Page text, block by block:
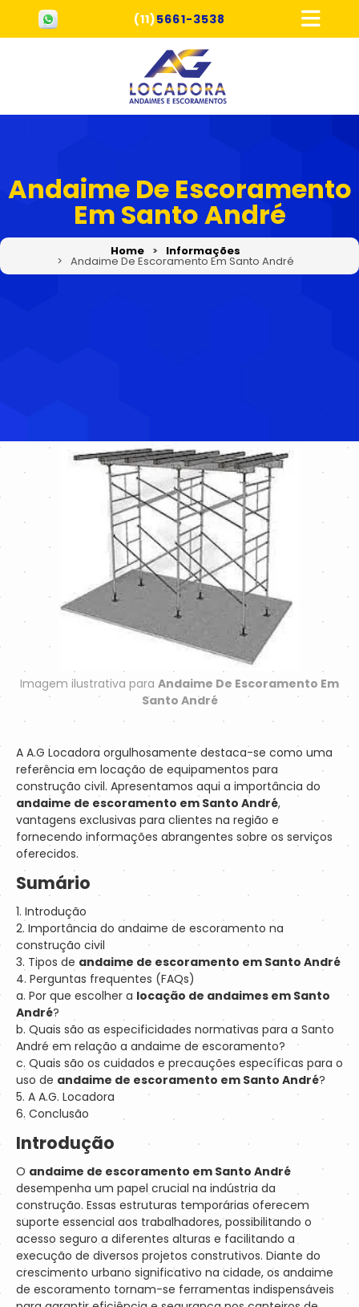
(11)5661-3538
Andaime De Escoramento
Em Santo André
Home Informações
Andaime De Escoramento Em Santo André
Imagem ilustrativa para Andaime De Escoramento Em
Santo André
A A.G Locadora orgulhosamente destaca-se como uma
referência em locação de equipamentos para
construção civil. Apresentamos aqui a importância do
andaime de escoramento em Santo André,
vantagens exclusivas para clientes na região e
fornecendo informações abrangentes sobre os serviços
oferecidos.
Sumário
1. Introdução
2. Importância do andaime de escoramento na
construção civil
3. Tipos de andaime de escoramento em Santo André
4. Perguntas frequentes (FAQs)
a. Por que escolher a locação de andaimes em Santo
André?
b. Quais são as especificidades normativas para a Santo
André em relação a andaime de escoramento?
c. Quais são os cuidados e precauções específicas para o
uso de andaime de escoramento em Santo André?
5. A A.G. Locadora
6. Conclusão
Introdução
O andaime de escoramento em Santo André
desempenha um papel crucial na indústria da
construção. Essas estruturas temporárias oferecem
suporte essencial aos trabalhadores, possibilitando o
acesso seguro a diferentes alturas e facilitando a
execução de diversos projetos construtivos. Diante do
crescimento urbano significativo na cidade, os andaime
de escoramento tornam-se ferramentas indispensáveis